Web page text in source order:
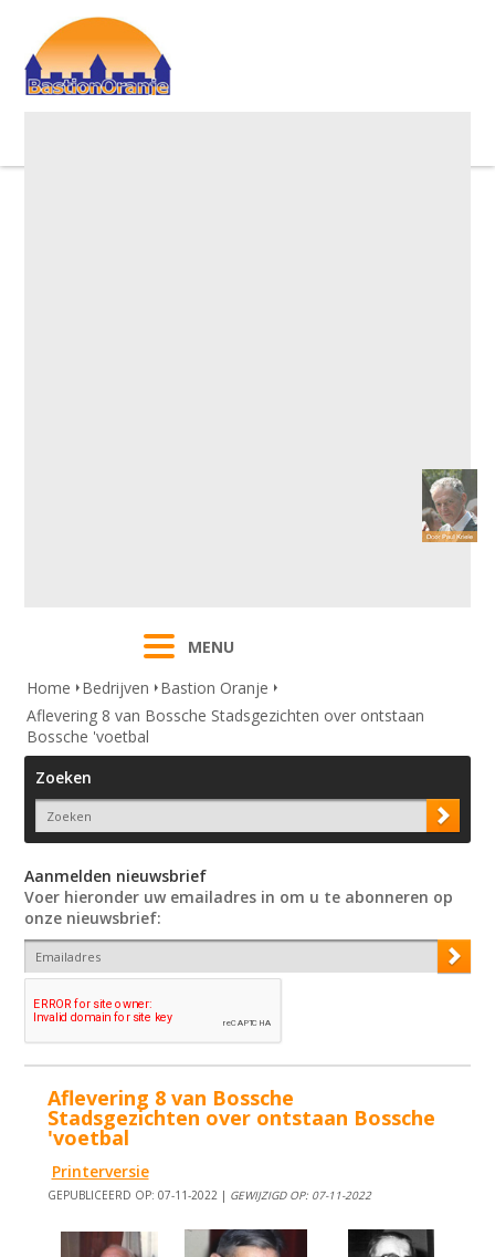
MENU
Home
Bedrijven
Bastion Oranje
Aflevering 8 van Bossche Stadsgezichten over ontstaan
Bossche 'voetbal
Zoeken
Aanmelden nieuwsbrief
Voer hieronder uw emailadres in om u te abonneren op
onze nieuwsbrief:
Aflevering 8 van Bossche
Stadsgezichten over ontstaan Bossche
'voetbal
Printerversie
GEPUBLICEERD OP: 07-11-2022 | GEWIJZIGD OP: 07-11-2022